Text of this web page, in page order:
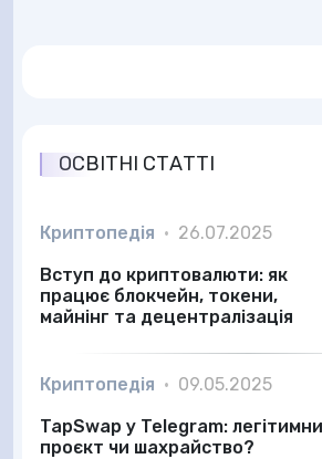
ОСВІТНІ СТАТТІ
Криптопедія • 26.07.2025
Вступ до криптовалюти: як
працює блокчейн, токени,
майнінг та децентралізація
Криптопедія • 09.05.2025
TapSwap у Telegram:
проєкт чи шахрайство?